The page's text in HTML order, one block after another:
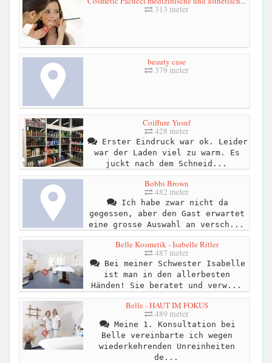
313 meter
beauty case
379 meter
Coiffure Yusuf
428 meter
Erster Eindruck war ok. Leider
war der Laden viel zu warm. Es
juckt nach dem Schneid...
Bobbi Brown
482 meter
Ich habe zwar nicht da
gegessen, aber den Gast erwartet
eine grosse Auswahl an versch...
Belle Kosmetik - Isabelle Ritler
487 meter
Bei meiner Schwester Isabelle
ist man in den allerbesten
Händen! Sie beratet und verw...
Belle - HAUT IM FOKUS
489 meter
Meine 1. Konsultation bei
Belle vereinbarte ich wegen
wiederkehrenden Unreinheiten
de...